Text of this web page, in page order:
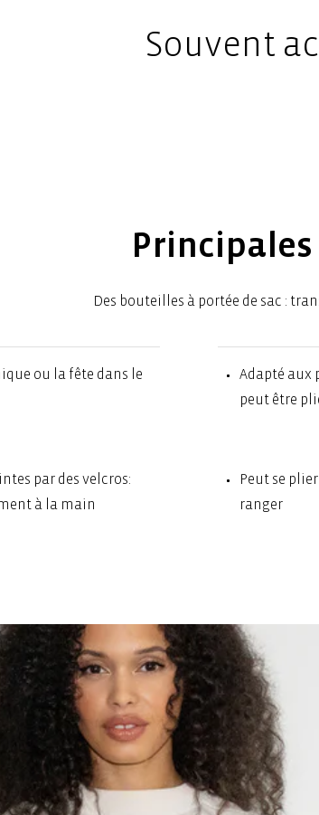
Souvent
Des bouteilles à portée de sac :
ou la fête dans le
Adapté aux
peut être
par des velcros:
à la main
Peut se
ranger